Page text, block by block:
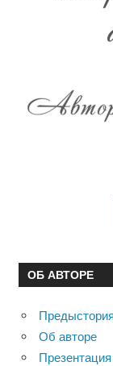
ОБ АВТОРЕ
Об авторе